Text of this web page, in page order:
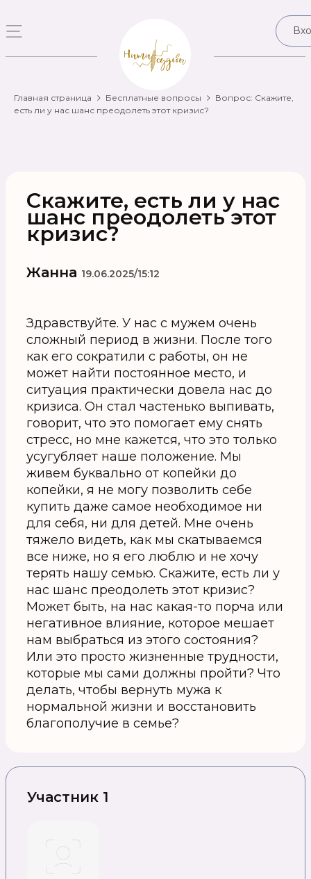
Главная страница Бесплатные вопросы
Вопрос: Скажите,
есть ли у нас шанс преодолеть этот кризис?
Скажите, есть ли у нас
шанс преодолеть этот
кризис?
Жанна 19.06.2025/15:12
Здравствуйте. У нас с мужем очень
сложный период в жизни. После того
как его сократили с работы, он не
может найти постоянное место, и
ситуация практически довела нас до
кризиса. Он стал частенько выпивать,
говорит, что это помогает ему снять
стресс, но мне кажется, что это только
усугубляет наше положение. Мы
живем буквально от копейки до
копейки, я не могу позволить себе
купить даже самое необходимое ни
для себя, ни для детей. Мне очень
тяжело видеть, как мы скатываемся
все ниже, но я его люблю и не хочу
терять нашу семью. Скажите, есть ли у
нас шанс преодолеть этот кризис?
Может быть, на нас какая-то порча или
негативное влияние, которое мешает
нам выбраться из этого состояния?
Или это просто жизненные трудности,
которые мы сами должны пройти? Что
делать, чтобы вернуть мужа к
нормальной жизни и восстановить
благополучие в семье?
Участник 1